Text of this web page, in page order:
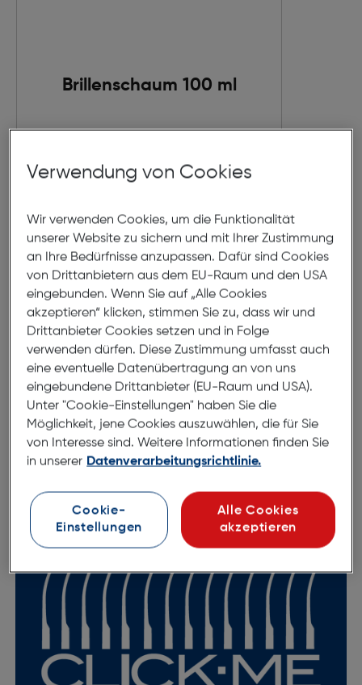
Brillenschaum 100 ml
In den Warenkorb
Verwendung von Cookies
Wir verwenden Cookies, um die Funktionalität
unserer Website zu sichern und mit Ihrer Zustimmung
an Ihre Bedürfnisse anzupassen. Dafür sind Cookies
von Drittanbietern aus dem EU-Raum und den USA
eingebunden. Wenn Sie auf „Alle Cookies
akzeptieren“ klicken, stimmen Sie zu, dass wir und
Drittanbieter Cookies setzen und in Folge
verwenden dürfen. Diese Zustimmung umfasst auch
eine eventuelle Datenübertragung an von uns
eingebundene Drittanbieter (EU-Raum und USA).
Unter "Cookie-Einstellungen" haben Sie die
Möglichkeit, jene Cookies auszuwählen, die für Sie
von Interesse sind. Weitere Informationen finden Sie
in unserer Datenverarbeitungsrichtlinie.
Cookie-
Einstellungen
Alle Cookies
akzeptieren